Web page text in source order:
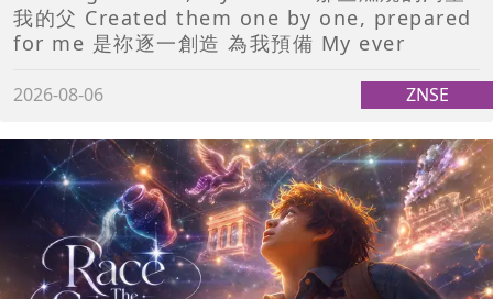
我的父 Created them one by one, prepared
for me 是祢逐一創造 為我預備 My ever
2026-08-06 ZNSE